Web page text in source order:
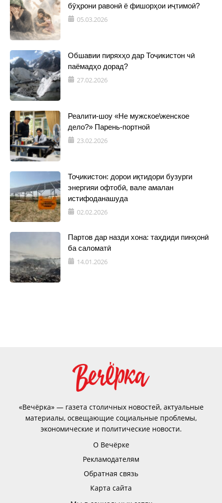
бӯҳрони равонӣ ё фишорҳои иҷтимоӣ?
05.03.2026
Обшавии пиряхҳо дар Тоҷикистон чӣ
паёмадҳо дорад?
27.02.2026
Реалити-шоу «Не мужское\женское
дело?» Парень-портной
23.02.2026
Тоҷикистон: дорои иқтидори бузурги
энергияи офтобӣ, вале амалан
истифоданашуда
02.02.2026
Партов дар назди хона: таҳдиди пинҳонӣ
ба саломатӣ
14.01.2026
«Вечёрка» — газета столичных новостей, актуальные
материалы, освещающие социальные проблемы,
экономические и политические новости.
О Вечёрке
Рекламодателям
Обратная связь
Карта сайта